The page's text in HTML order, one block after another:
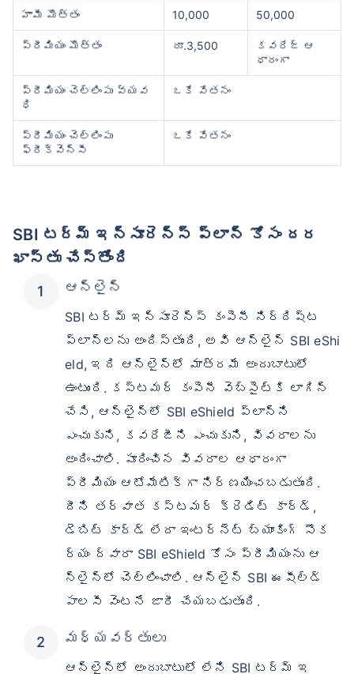
హామీ మొత్తం 10,000 50,000
ప్రీమియం మొత్తం రూ.3,500
కవరేజ్ ఆ
ధారంగా
ప్రీమియం చెల్లింపు వ్యవ
ధి
ఒకే వేతనం
ప్రీమియం చెల్లింపు
ఫ్రీక్వెన్సీ
ఒకే వేతనం
SBI టర్మ్ ఇన్సూరెన్స్ ప్లాన్ కోసం దర
ఖాస్తు చేస్తోంది
ఆన్‌లైన్
SBI టర్మ్ ఇన్సూరెన్స్ కంపెనీ నిర్దిష్ట
ప్లాన్‌లను అందిస్తుంది, అవి ఆన్‌లైన్ SBI eShi
eld, ఇది ఆన్‌లైన్‌లో మాత్రమే అందుబాటులో
ఉంటుంది. కస్టమర్ కంపెనీ వెబ్‌సైట్‌కి లాగిన్
చేసి, ఆన్‌లైన్‌లో SBI eShield ప్లాన్‌ని
ఎంచుకుని, కవరేజీని ఎంచుకుని, వివరాలను
అందించాలి. పూరించిన వివరాల ఆధారంగా
ప్రీమియం ఆటోమేటిక్‌గా నిర్ణయించబడుతుంది.
దీని తర్వాత కస్టమర్ క్రెడిట్ కార్డ్,
డెబిట్ కార్డ్ లేదా ఇంటర్నెట్ బ్యాంకింగ్ సౌక
ర్యం ద్వారా SBI eShield కోసం ప్రీమియంను ఆ
న్‌లైన్‌లో చెల్లించాలి. ఆన్‌లైన్ SBI ఈషీల్డ్
పాలసీ వెంటనే జారీ చేయబడుతుంది.
మధ్యవర్తులు
ఆన్‌లైన్‌లో అందుబాటులో లేని SBI టర్మ్ ఇ